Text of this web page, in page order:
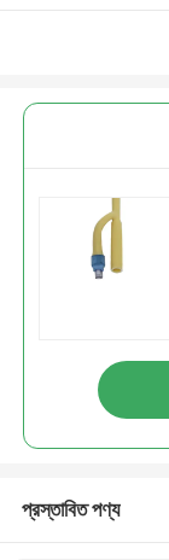
প্রস্তাবিত পণ্য